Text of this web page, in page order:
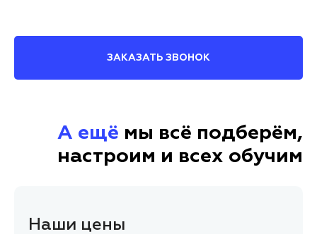
ЗАКАЗАТЬ ЗВОНОК
А ещё мы всё подберём,
настроим и всех обучим
Наши цены